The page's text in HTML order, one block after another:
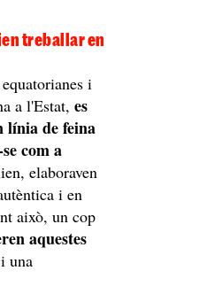
treballar en
i
a l'Estat,es
línia de feina
com a
elaboraven
i en
això, un cop
aquestes
una